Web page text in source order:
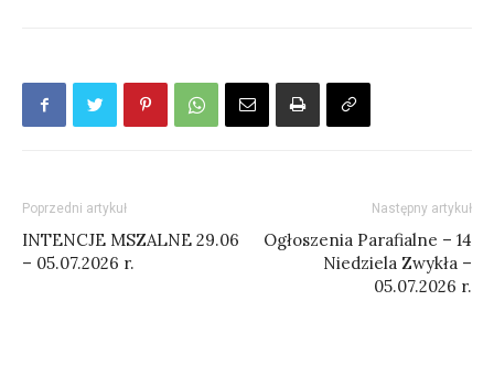
Poprzedni artykuł
INTENCJE MSZALNE 29.06
– 05.07.2026 r.
Następny artykuł
Ogłoszenia Parafialne – 14
Niedziela Zwykła –
05.07.2026 r.